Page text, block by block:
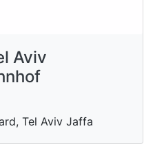
Aviv
Tel Aviv Jaffa